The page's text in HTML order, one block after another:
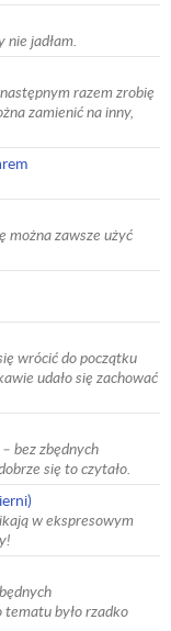
nie jadłam.
razem zrobię
zamienić na inny,
można zawsze użyć
wrócić do początku
udało się zachować
bez zbędnych
się to czytało.
w ekspresowym
tematu było rzadko